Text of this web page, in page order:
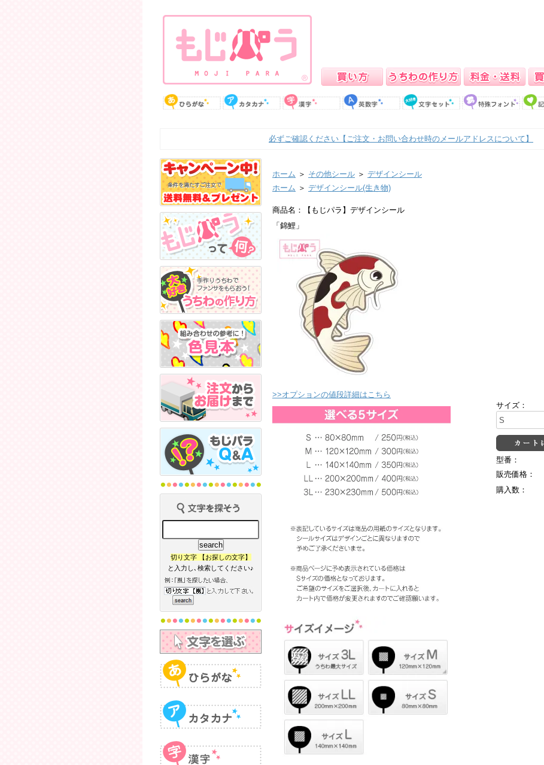
必ずご確認ください【ご注文・お問い合わせ時のメールアドレスについて】
切り文字 【お探しの文字】
と入力し､検索してください♪
ホーム ＞ その他シール ＞ デザインシール
ホーム ＞ デザインシール(生き物)
商品名：【もじパラ】デザインシール
「錦鯉」
>>オプションの値段詳細はこちら
サイズ：
型番：
販売価格：
購入数：